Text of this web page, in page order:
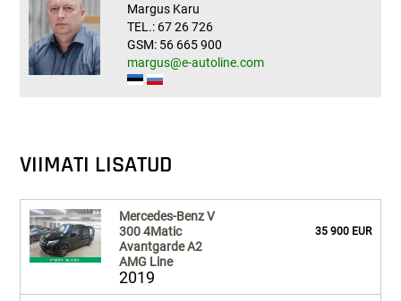
Margus Karu
TEL.: 67 26 726
GSM: 56 665 900
margus@e-autoline.com
VIIMATI LISATUD
Mercedes-Benz V
300 4Matic
Avantgarde A2
AMG Line
2019
35 900 EUR